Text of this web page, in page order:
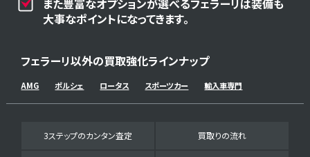
大事なポイントになってきます。
フェラーリ以外の買取強化ラインナップ
AMG ポルシェ ロータス スポーツカー 輸入車専門
3ステップのカンタン査定 買取りの流れ